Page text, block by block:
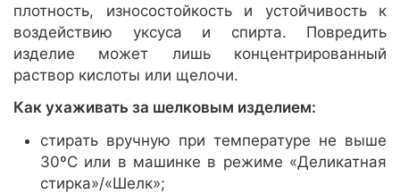
плотность, износостойкость и устойчивость к
воздействию уксуса и спирта. Повредить
изделие может лишь концентрированный
раствор кислоты или щелочи.
Как ухаживать за шелковым изделием:
стирать вручную при температуре не выше
30ºС или в машинке в режиме «Деликатная
стирка»/«Шелк»;